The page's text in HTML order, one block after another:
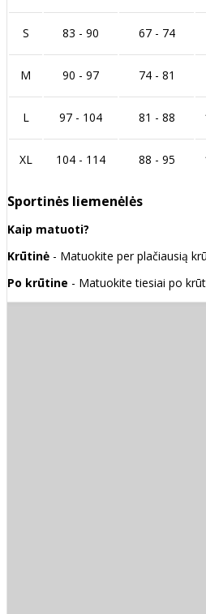
S 83 - 90 67 - 74
M 90 - 97 74 - 81
L 97 - 104 81 - 88
XL 104 - 114 88 - 95
Sportinės liemenėlės
Kaip matuoti?
Krūtinė - Matuokite per plačiausią
Po krūtine - Matuokite tiesiai po